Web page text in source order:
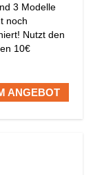
3 Modelle
noch
Nutzt den
10€
ANGEBOT